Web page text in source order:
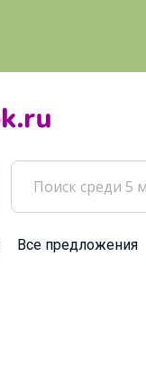
Все предложения